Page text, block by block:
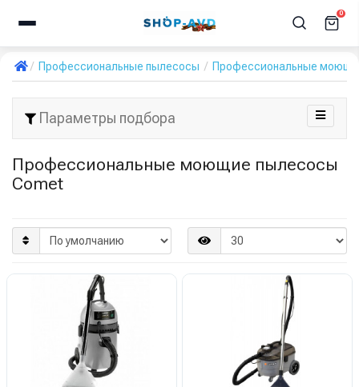
0
Профессиональные пылесосы Профессиональные
Параметры подбора
Профессиональные моющие пылесосы
Comet